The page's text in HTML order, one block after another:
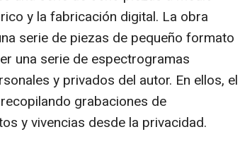
y la fabricación digital. La obra
serie de piezas de pequeño formato
una serie de espectrogramas
y privados del autor. En ellos, el
grabaciones de
y vivencias desde la privacidad.